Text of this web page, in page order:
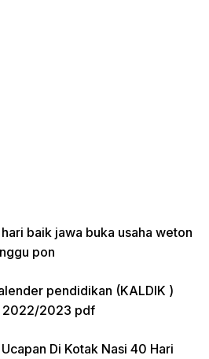
baik jawa buka usaha weton
pon
pendidikan (KALDIK )
2022/2023 pdf
Di Kotak Nasi 40 Hari